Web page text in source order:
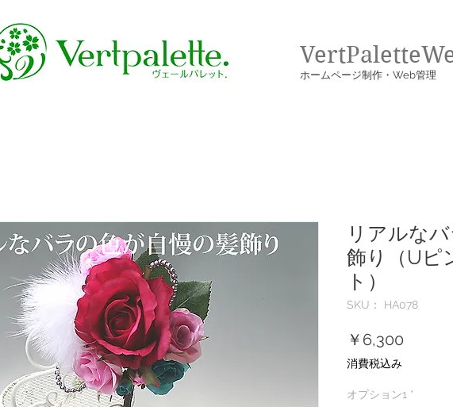
​ホームページ制作・Web管理
リアルな
飾り（Uピ
ト）
SKU： HA078
￥6,300
消費税込み
オプション1 *